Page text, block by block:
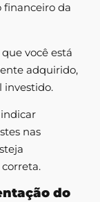
financeiro da
você está
adquirido,
investido.
nas
do